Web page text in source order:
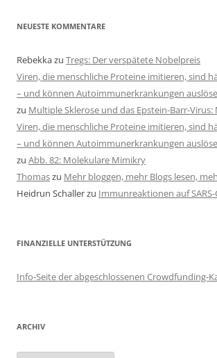
NEUESTE KOMMENTARE
Rebekkazu Tregs: Der verspätete Nobelpreis
Viren, die menschliche Proteine imitieren, sind
– und können Autoimmunerkrankungen
zu Multiple Sklerose und das Epstein-Barr-Virus:
Viren, die menschliche Proteine imitieren, sind
– und können Autoimmunerkrankungen
zu Abb. 82: Molekulare Mimikry
Thomaszu Mehr bloggen, mehr Blogs lesen,
Heidrun Schallerzu Immunreaktionen auf SARS-
FINANZIELLE UNTERSTÜTZUNG
Info-Seite der abgeschlossenen Crowdfunding-
ARCHIV